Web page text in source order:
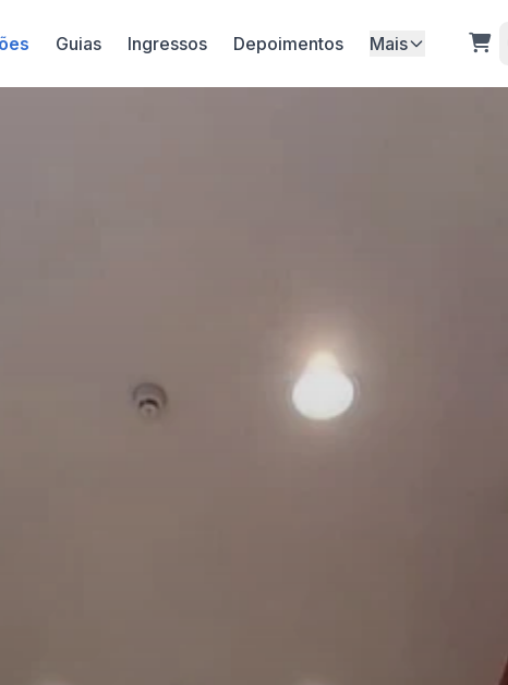
Guias Ingressos Depoimentos Mais